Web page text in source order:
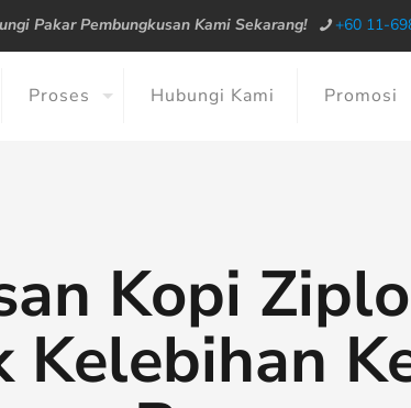
Pakar Pembungkusan Kami Sekarang! +60 11-
Proses Hubungi Kami Promosi
Kopi